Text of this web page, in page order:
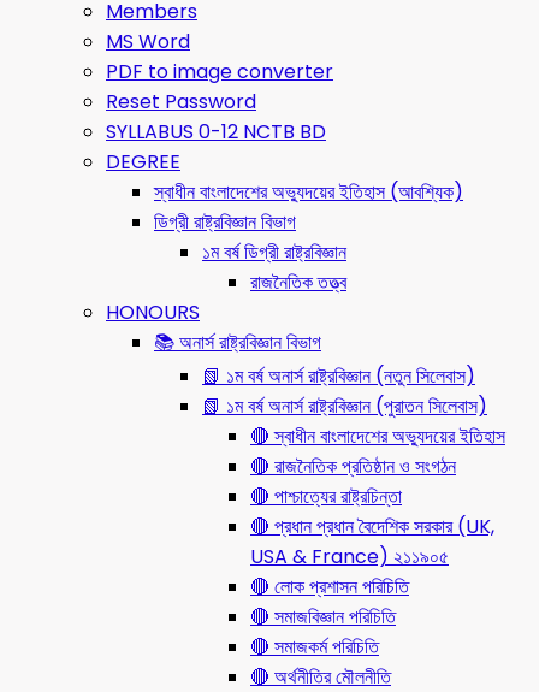
Members
MS Word
PDF to image converter
Reset Password
SYLLABUS 0-12 NCTB BD
DEGREE
স্বাধীন বাংলাদেশের অভ্যুদয়ের ইতিহাস (আবশ্যিক)
ডিগ্রী রাষ্ট্রবিজ্ঞান বিভাগ
১ম বর্ষ ডিগ্রী রাষ্ট্রবিজ্ঞান
রাজনৈতিক তত্ত্ব
HONOURS
📚 অনার্স রাষ্ট্রবিজ্ঞান বিভাগ
📗 ১ম বর্ষ অনার্স রাষ্ট্রবিজ্ঞান (নতুন সিলেবাস)
📗 ১ম বর্ষ অনার্স রাষ্ট্রবিজ্ঞান (পুরাতন সিলেবাস)
🔴 স্বাধীন বাংলাদেশের অভ্যুদয়ের ইতিহাস
🔴 রাজনৈতিক প্রতিষ্ঠান ও সংগঠন
🔴 পাশ্চাত্যের রাষ্ট্রচিন্তা
🔴 প্রধান প্রধান বৈদেশিক সরকার (UK,
USA & France) ২১১৯০৫
🔴 লোক প্রশাসন পরিচিতি
🔴 সমাজবিজ্ঞান পরিচিতি
🔴 সমাজকর্ম পরিচিতি
🔴 অর্থনীতির মৌলনীতি